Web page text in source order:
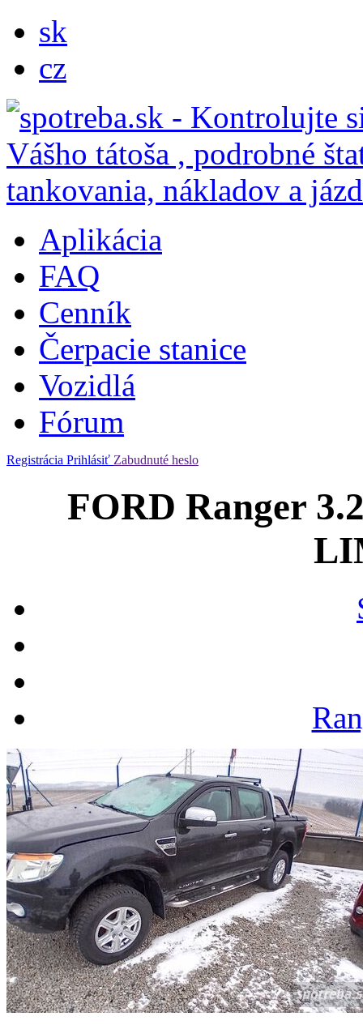
sk
cz
Aplikácia
FAQ
Cenník
Čerpacie stanice
Vozidlá
Fórum
Registrácia Prihlásiť Zabudnuté heslo
FORD Ranger